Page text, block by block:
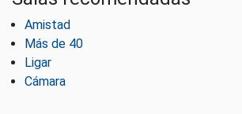
Amistad
Más de 40
Ligar
Cámara